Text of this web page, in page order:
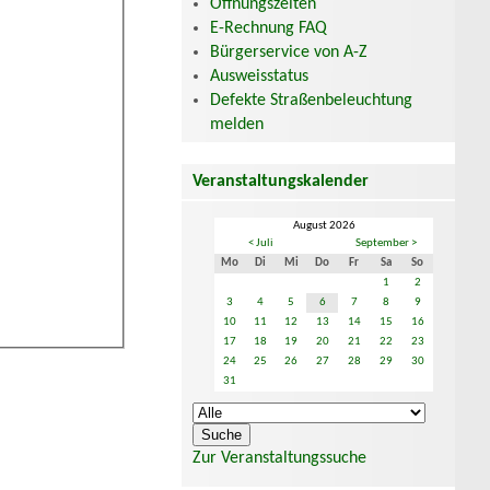
Öffnungszeiten
E-Rechnung FAQ
Bürgerservice von A-Z
Ausweisstatus
Defekte Straßenbeleuchtung
melden
Veranstaltungskalender
August 2026
< Juli
September >
Mo
Di Mi Do Fr Sa
So
1
2
3
4 5 6 7 8
9
10
11 12 13 14 15
16
17
18 19 20 21 22
23
24
25 26 27 28 29
30
31
Zur Veranstaltungssuche